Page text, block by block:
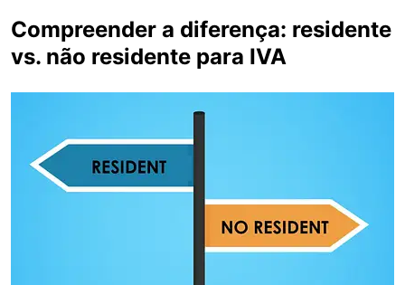
Compreender a diferença: residente
vs. não residente para IVA